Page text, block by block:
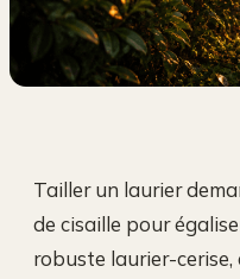
Tailler un laurier
de cisaille pour
robuste laurier-